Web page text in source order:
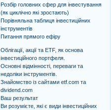
Розбір головних сфер для інвестування
(як циклічно які зростають)
Порівняльна таблиця інвестиційних
інструментів
Питання прямого ефіру
Облігації, акції та ETF, як основа
інвестиційного портфеля.
Основні відмінності, переваги та
недоліки інструментів.
Знайомство із сайтами etf.com та
dividend.com
Ваш результат
Ви розумієте, які є види інвестиційних